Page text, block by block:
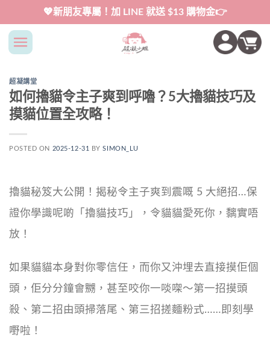
content
💖新朋友專屬！加 LINE 就送 $13 購物金👉
超凝講堂
如何擼貓令主子爽到呼嚕？5大擼貓技巧及
摸貓位置全攻略！
POSTED ON 2025-12-31 BYSIMON_LU
擼貓秘笈大公開！揭秘令主子爽到震嘅 5 大絕招…保
證你學識呢啲「擼貓技巧」，令貓貓愛死你，黐實唔
放！
如果貓貓本身對你零信任，而你又沖埋去直接摸佢個
頭，佢分分鐘會嬲，甚至咬你一啖㗎～第一招摸頭
殺、第二招由頭掃落尾、第三招搓麵粉式……即刻學
嘢啦！